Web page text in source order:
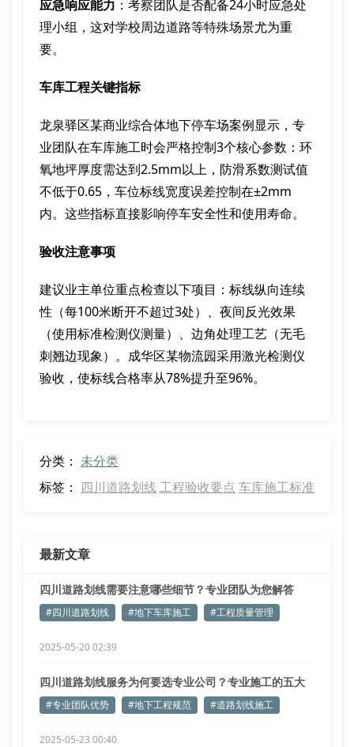
应急响应能力 ：考察团队是否配备24小时应急处
理小组，这对学校周边道路等特殊场景尤为重
要。
车库工程关键指标
龙泉驿区某商业综合体地下停车场案例显示，专
业团队在车库施工时会严格控制3个核心参数：环
氧地坪厚度需达到2.5mm以上，防滑系数测试值
不低于0.65，车位标线宽度误差控制在±2mm
内。这些指标直接影响停车安全性和使用寿命。
验收注意事项
建议业主单位重点检查以下项目：标线纵向连续
性（每100米断开不超过3处）、夜间反光效果
（使用标准检测仪测量）、边角处理工艺（无毛
刺翘边现象）。成华区某物流园采用激光检测仪
验收，使标线合格率从78%提升至96%。
分类： 未分类
标签： 四川道路划线工程验收要点 车库施工标准
最新文章
四川道路划线需要注意哪些细节？专业团队为您解答
#四川道路划线 #地下车库施工 #工程质量管理
2025-05-20 02:39
四川道路划线服务为何要选专业公司？专业施工的五大
优势解析
#专业团队优势 #地下工程规范 #道路划线施工
2025-05-23 00:40